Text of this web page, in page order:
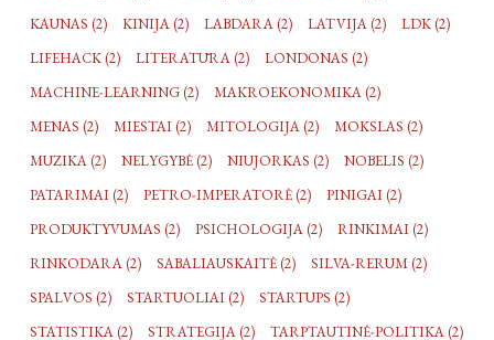
KAUNAS (2)
KINIJA (2) LABDARA (2) LATVIJA (2)
LDK (2)
LIFEHACK (2)
LITERATŪRA (2)
LONDONAS (2)
MACHINE-LEARNING (2)
MAKROEKONOMIKA (2)
MENAS (2)
MIESTAI (2) MITOLOGIJA (2)
MOKSLAS (2)
MUZIKA (2)
NELYGYBĖ (2) NIUJORKAS (2)
NOBELIS (2)
PATARIMAI (2)
PETRO-IMPERATORĖ (2)
PINIGAI (2)
PRODUKTYVUMAS (2)
PSICHOLOGIJA (2)
RINKIMAI (2)
RINKODARA (2)
SABALIAUSKAITĖ (2)
SILVA-RERUM (2)
SPALVOS (2)
STARTUOLIAI (2)
STARTUPS (2)
STATISTIKA (2)
STRATEGIJA (2) TARPTAUTINĖ-POLITIKA (2)